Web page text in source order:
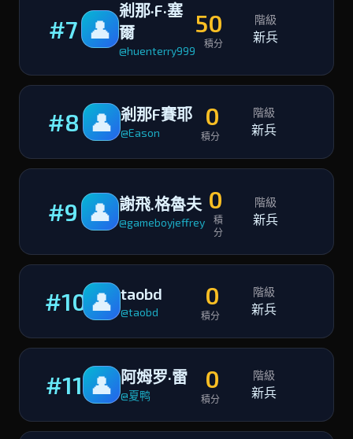
#7 👤
剎那·F·塞
爾
@huenterry999
50
積分
階級
新兵
#8 👤 剎那F賽耶
@Eason
0
積分
階級
新兵
#9 👤 謝飛.格魯夫
@gameboyjeffrey
0
積
分
階級
新兵
#10 👤 taobd
@taobd
0
積分
階級
新兵
#11 👤 阿姆罗·雷
@夏鸭
0
積分
階級
新兵